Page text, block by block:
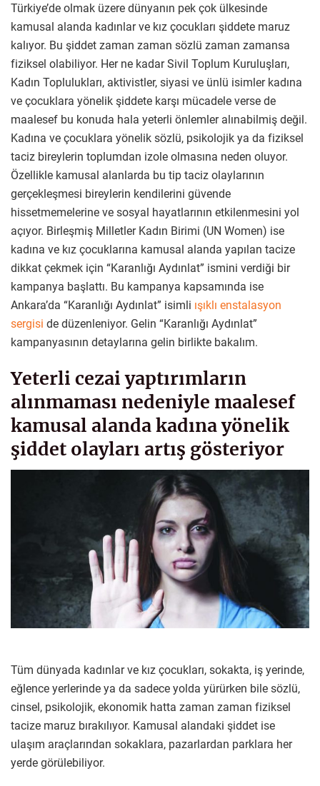
Türkiye’de olmak üzere dünyanın pek çok ülkesinde
kamusal alanda kadınlar ve kız çocukları şiddete maruz
kalıyor. Bu şiddet zaman zaman sözlü zaman zamansa
fiziksel olabiliyor. Her ne kadar Sivil Toplum Kuruluşları,
Kadın Toplulukları, aktivistler, siyasi ve ünlü isimler kadına
ve çocuklara yönelik şiddete karşı mücadele verse de
maalesef bu konuda hala yeterli önlemler alınabilmiş değil.
Kadına ve çocuklara yönelik sözlü, psikolojik ya da fiziksel
taciz bireylerin toplumdan izole olmasına neden oluyor.
Özellikle kamusal alanlarda bu tip taciz olaylarının
gerçekleşmesi bireylerin kendilerini güvende
hissetmemelerine ve sosyal hayatlarının etkilenmesini yol
açıyor. Birleşmiş Milletler Kadın Birimi (UN Women) ise
kadına ve kız çocuklarına kamusal alanda yapılan tacize
dikkat çekmek için “Karanlığı Aydınlat” ismini verdiği bir
kampanya başlattı. Bu kampanya kapsamında ise
Ankara’da “Karanlığı Aydınlat” isimli ışıklı enstalasyon
sergisi de düzenleniyor. Gelin “Karanlığı Aydınlat”
kampanyasının detaylarına gelin birlikte bakalım.
Yeterli cezai yaptırımların
alınmaması nedeniyle maalesef
kamusal alanda kadına yönelik
şiddet olayları artış gösteriyor
Tüm dünyada kadınlar ve kız çocukları, sokakta, iş yerinde,
eğlence yerlerinde ya da sadece yolda yürürken bile sözlü,
cinsel, psikolojik, ekonomik hatta zaman zaman fiziksel
tacize maruz bırakılıyor. Kamusal alandaki şiddet ise
ulaşım araçlarından sokaklara, pazarlardan parklara her
yerde görülebiliyor.